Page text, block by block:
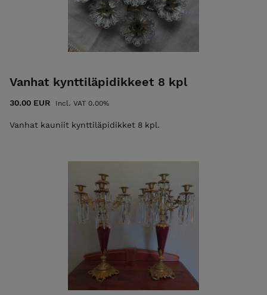
Vanhat kynttiläpidikkeet 8 kpl
30.00 EUR Incl. VAT 0.00%
Vanhat kauniit kynttiläpidikket 8 kpl.